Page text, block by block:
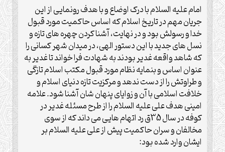
امام علیه السلام با درک اوضاع و با هدف رونمایی از این
جریان مهم در تاریخ اسلام که اساس حاکمیت مورد قبول
خدا و رسولش بود و در نهایت، آشنا کردن چهره های تازه و
نسل های جدید با این دستور الهی، در میدان شهر کسانی را
که شاهد واقعه غدیر بودند به شهادت فرا خواند تا غدیر به
عنوان اساس و بنمایه نظام مورد قبول مکتب اسلام تازگی
و طراوتش را از دست ندهد و مرکزیت تازه دنیای اسلام و
خلافت اسلامی با آن و زوایای پنهان شان آشنا شود. علامه
امینی هدف علی علیه السلام را از طرح مسئله غدیر در
کوفه در سال 35ق رد اتهام هایی می داند که از سوی
مخالفان و سران حاکمیت پیش از علی علیه السلام بر
ایشان وارد شده بود: